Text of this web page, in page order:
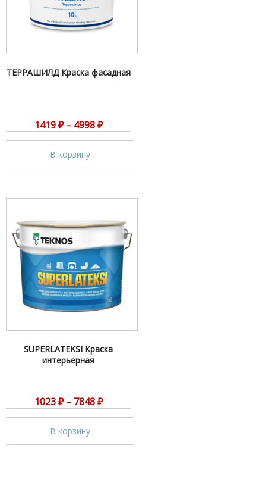
ТЕРРАШИЛД Краска фасадная
1419₽ – 4998₽
В корзину
SUPERLATEKSI Краска
интерьерная
1023₽ – 7848₽
В корзину